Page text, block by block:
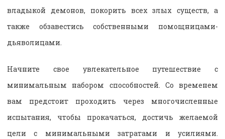
владыкой демонов, покорить всех злых существ, а
также обзавестись собственными помощницами-
дьяволицами.
Начните свое увлекательное путешествие с
минимальным набором способностей. Со временем
вам предстоит проходить через многочисленные
испытания, чтобы прокачаться, достичь желаемой
цели с минимальными затратами и усилиями.